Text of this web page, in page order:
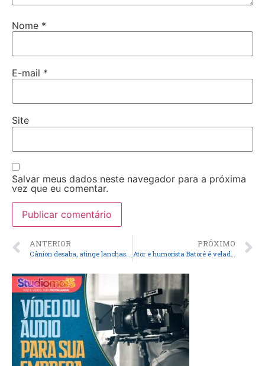
Nome *
E-mail *
Site
Salvar meus dados neste navegador para a próxima
vez que eu comentar.
ANTERIOR PRÓXIMO